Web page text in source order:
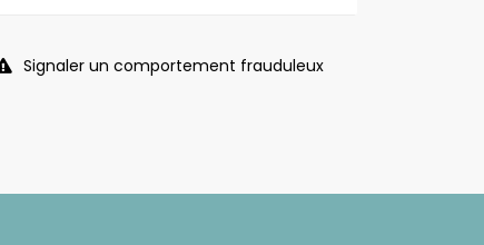
Signaler un comportement frauduleux